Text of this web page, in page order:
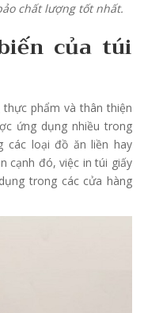
chất lượng tốt nhất.
của túi
phẩm và thân thiện
ứng dụng nhiều trong
các loại đồ ăn liền hay
cạnh đó, việc in túi giấy
trong các cửa hàng